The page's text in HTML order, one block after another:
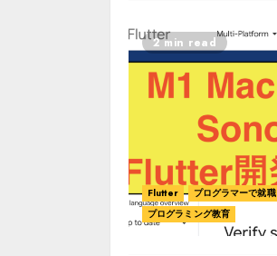
2 min read
Flutter プログラマーで就職
プログラミング教育